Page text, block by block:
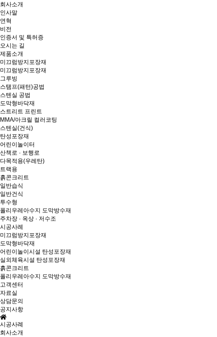
회사소개
인사말
연혁
비전
인증서 및 특허증
오시는 길
제품소개
미끄럼방지포장재
미끄럼방지포장재
그루빙
스탬프(패턴)공법
스텐실 공법
도막형바닥재
스트리트 프린트
MMA/아크릴 컬러코팅
스텐실(건식)
탄성포장재
어린이놀이터
산책로 · 보행로
다목적용(우레탄)
트랙용
흙콘크리트
일반습식
일반건식
투수형
폴리우레아수지 도막방수재
주차장 · 옥상 · 저수조
시공사례
미끄럼방지포장재
도막형바닥재
어린이놀이시설 탄성포장재
실외체육시설 탄성포장재
흙콘크리트
폴리우레아수지 도막방수재
고객센터
자료실
상담문의
공지사항
시공사례
회사소개